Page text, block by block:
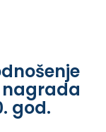
god.